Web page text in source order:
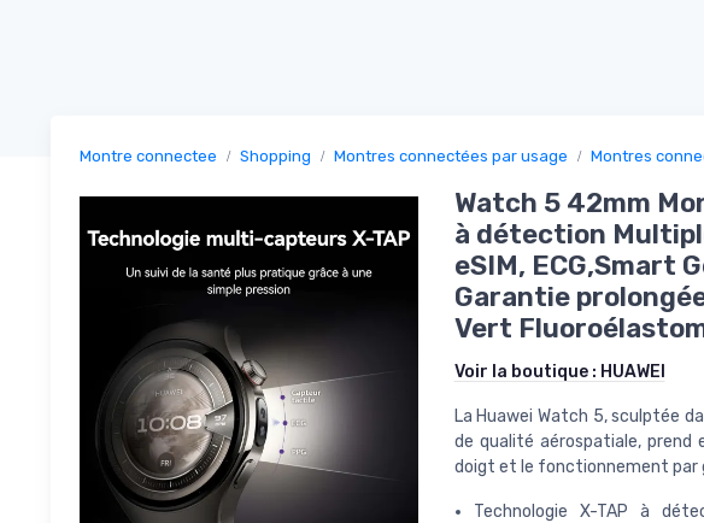
Montre connectee Shopping Montres connectées par usage Montres
Watch 5 42mm
à détection
eSIM, ECG,Smart
Garantie
Vert
Voir la boutique : HUAWEI
La Huawei Watch 5, sculptée
de qualité aérospatiale, prend
doigt et le fonctionnement par
Technologie X-TAP à